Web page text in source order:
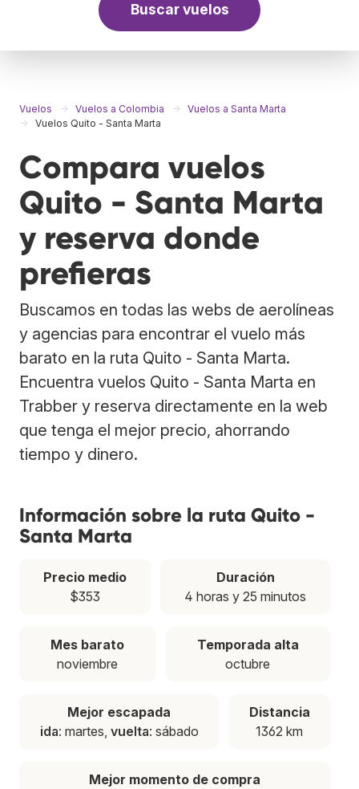
Buscar vuelos
Vuelos Vuelos a Colombia
Vuelos a Santa Marta
Vuelos Quito - Santa Marta
Compara vuelos
Quito - Santa Marta
y reserva donde
prefieras
Buscamos en todas las webs de aerolíneas
y agencias para encontrar el vuelo más
barato en la ruta Quito - Santa Marta.
Encuentra vuelos Quito - Santa Marta en
Trabber y reserva directamente en la web
que tenga el mejor precio, ahorrando
tiempo y dinero.
Información sobre la ruta Quito -
Santa Marta
Precio medio
$353
Duración
4 horas y 25 minutos
Mes barato
noviembre
Temporada alta
octubre
Mejor escapada
ida: martes, vuelta: sábado
Distancia
1362 km
Mejor momento de compra